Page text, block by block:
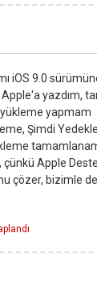
iOS 9.0
yazdım,
yükleme yapmam
Şimdi Yedekle
çünkü Apple
çözer, bizimle de